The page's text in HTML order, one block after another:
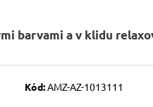
barvami a v klidu
Kód: AMZ-AZ-1013111